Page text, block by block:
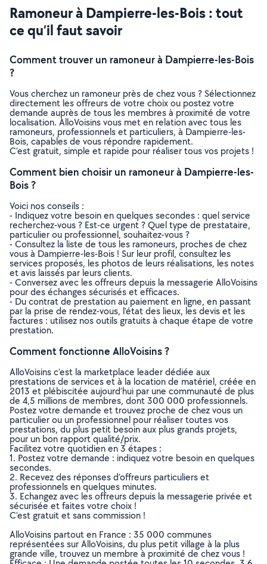
Ramoneur à Dampierre-les-Bois : tout
ce qu’il faut savoir
Comment trouver un ramoneur à Dampierre-les-Bois
?
Vous cherchez un ramoneur près de chez vous ? Sélectionnez
directement les offreurs de votre choix ou postez votre
demande auprès de tous les membres à proximité de votre
localisation. AlloVoisins vous met en relation avec tous les
ramoneurs, professionnels et particuliers, à Dampierre-les-
Bois, capables de vous répondre rapidement.
C’est gratuit, simple et rapide pour réaliser tous vos projets !
Comment bien choisir un ramoneur à Dampierre-les-
Bois ?
Voici nos conseils :
- Indiquez votre besoin en quelques secondes : quel service
recherchez-vous ? Est-ce urgent ? Quel type de prestataire,
particulier ou professionnel, souhaitez-vous ?
- Consultez la liste de tous les ramoneurs, proches de chez
vous à Dampierre-les-Bois ! Sur leur profil, consultez les
services proposés, les photos de leurs réalisations, les notes
et avis laissés par leurs clients.
- Conversez avec les offreurs depuis la messagerie AlloVoisins
pour des échanges sécurisés et efficaces.
- Du contrat de prestation au paiement en ligne, en passant
par la prise de rendez-vous, l’état des lieux, les devis et les
factures : utilisez nos outils gratuits à chaque étape de votre
prestation.
Comment fonctionne AlloVoisins ?
AlloVoisins c’est la marketplace leader dédiée aux
prestations de services et à la location de matériel, créée en
2013 et plébiscitée aujourd’hui par une communauté de plus
de 4,5 millions de membres, dont 300 000 professionnels.
Postez votre demande et trouvez proche de chez vous un
particulier ou un professionnel pour réaliser toutes vos
prestations, du plus petit besoin aux plus grands projets,
pour un bon rapport qualité/prix.
Facilitez votre quotidien en 3 étapes :
1. Postez votre demande : indiquez votre besoin en quelques
secondes.
2. Recevez des réponses d’offreurs particuliers et
professionnels en quelques minutes.
3. Echangez avec les offreurs depuis la messagerie privée et
sécurisée et faites votre choix !
C’est gratuit et sans commission !
AlloVoisins partout en France : 35 000 communes
représentées sur AlloVoisins, du plus petit village à la plus
grande ville, trouvez un membre à proximité de chez vous !